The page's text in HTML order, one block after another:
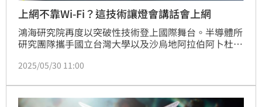
上網不靠Wi-Fi？這技術讓燈會講話會上網
鴻海研究院再度以突破性技術登上國際舞台。半導體所
研究團隊攜手國立台灣大學以及沙烏地阿拉伯阿卜杜拉
黃、綠、藍四色微型發光二極體（μ-LEDs）的多波長
連。
2025/05/30 11:00